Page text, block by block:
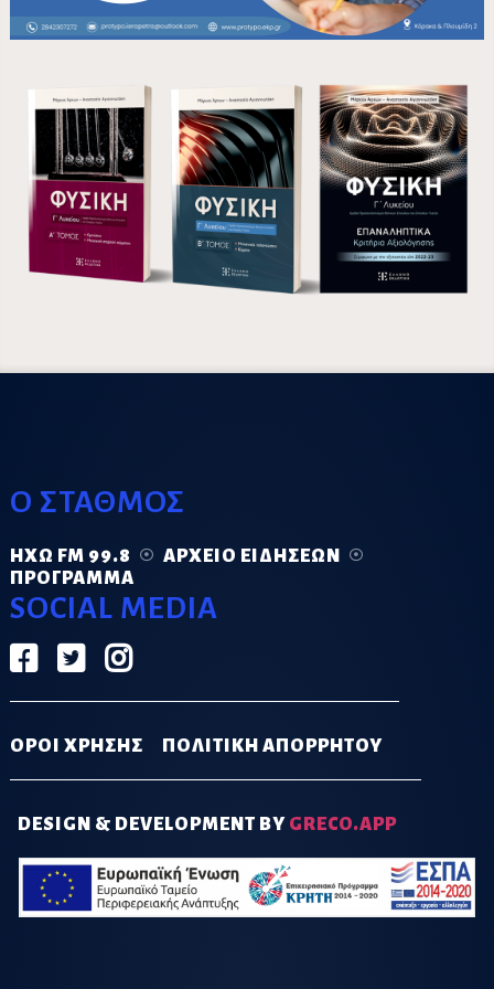
Ο ΣΤΑΘΜΟΣ
ΗΧΏ FM 99.8
ΑΡΧΕΊΟ ΕΙΔΉΣΕΩΝ
ΠΡΌΓΡΑΜΜΑ
SOCIAL MEDIA
ΟΡΟΙ ΧΡΗΣΗΣ ΠΟΛΙΤΙΚΗ ΑΠΟΡΡΗΤΟΥ
DESIGN & DEVELOPMENT BY GRECO.APP